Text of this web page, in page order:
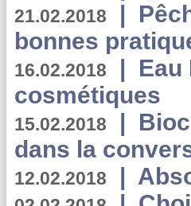
21.02.2018 |
bonnes
16.02.2018 | Eau
cosmétiques
15.02.2018 |
dans la
12.02.2018 |